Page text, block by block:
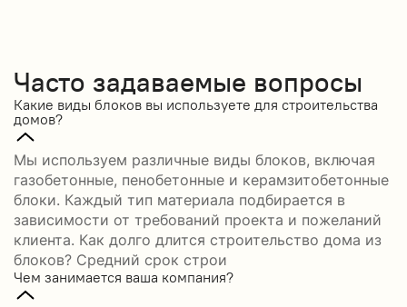
Часто задаваемые вопросы
Какие виды блоков вы используете для строительства
домов?
Мы используем различные виды блоков, включая
газобетонные, пенобетонные и керамзитобетонные
блоки. Каждый тип материала подбирается в
зависимости от требований проекта и пожеланий
клиента. Как долго длится строительство дома из
блоков? Средний срок строи
Чем занимается ваша компания?